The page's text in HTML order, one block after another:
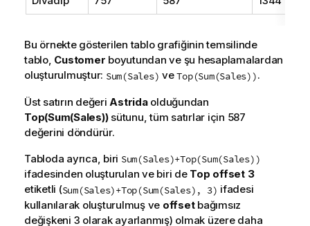
Bu örnekte gösterilen tablo grafiğinin temsilinde
tablo, Customer boyutundan ve şu hesaplamalardan
oluşturulmuştur: Sum(Sales) veTop(Sum(Sales)).
Üst satırın değeri Astridaolduğundan
Top(Sum(Sales))sütunu, tüm satırlar için 587
değerini döndürür.
Tabloda ayrıca, biri Sum(Sales)+Top(Sum(Sales))
ifadesinden oluşturulan ve biri de Top offset 3
etiketli (Sum(Sales)+Top(Sum(Sales), 3) ifadesi
kullanılarak oluşturulmuş ve offsetbağımsız
değişkeni 3 olarak ayarlanmış) olmak üzere daha